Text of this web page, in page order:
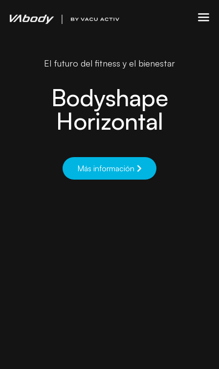
El futuro del fitness y el bienestar
Bodyshape
Horizontal
Más información